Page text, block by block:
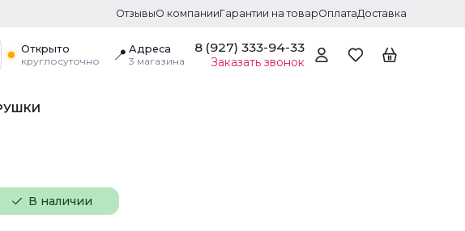
ОтзывыО компанииГарантии на товарОплатаДоставка
Открыто
круглосуточно
📍 Адреса
3 магазина
8 (927) 333-94-33
Заказать звонок
В наличии